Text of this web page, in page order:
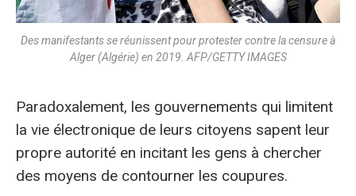
Des manifestants se réunissent pour protester contre la censure à
Alger (Algérie) en 2019. AFP/GETTY IMAGES
Paradoxalement, les gouvernements qui limitent
la vie électronique de leurs citoyens sapent leur
propre autorité en incitant les gens à chercher
des moyens de contourner les coupures.